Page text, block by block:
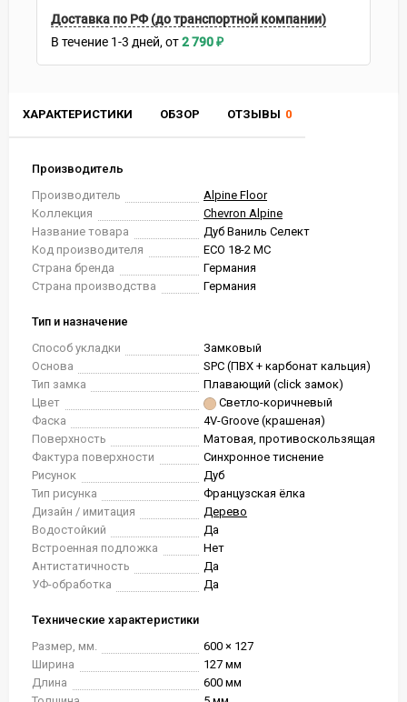
ХАРАКТЕРИСТИКИ ОБЗОР ОТЗЫВЫ 0
Производитель
Производитель
Alpine Floor
Коллекция
Chevron Alpine
Название товара
Дуб Ваниль Селект
Код производителя
ECO 18-2 MC
Страна бренда
Германия
Страна производства
Германия
Тип и назначение
Способ укладки
Замковый
Основа
SPC (ПВХ + карбонат кальция)
Тип замка
Плавающий (click замок)
Цвет
Светло-коричневый
Фаска
4V-Groove (крашеная)
Поверхность
Матовая, противоскользящая
Фактура поверхности
Синхронное тиснение
Рисунок
Дуб
Тип рисунка
Французская ёлка
Дизайн / имитация
Дерево
Водостойкий
Да
Встроенная подложка
Нет
Антистатичность
Да
УФ-обработка
Да
Технические характеристики
Размер, мм.
600 × 127
Ширина
127 мм
Длина
600 мм
Доставка по РФ (до транспортной компании)
В течение 1-3 дней 2 790₽